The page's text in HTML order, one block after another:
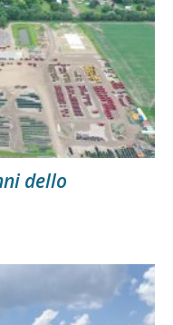
dello